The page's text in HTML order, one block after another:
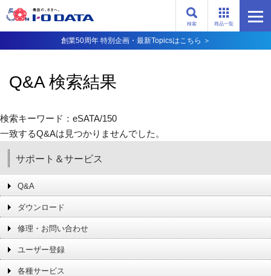
商品一覧
検索
創業50周年 特別企画・最新Topicsはこちら ＞
Q&A 検索結果
検索キーワード：eSATA/150
一致するQ&Aは見つかりませんでした。
サポート＆サービス
Q&A
ダウンロード
修理・お問い合わせ
ユーザー登録
各種サービス